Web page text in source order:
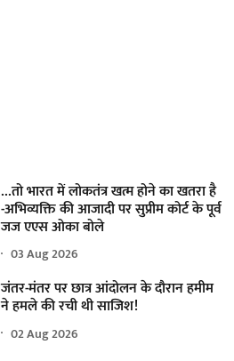
...तो भारत में लोकतंत्र खत्म होने का खतरा है
-अभिव्यक्ति की आजादी पर सुप्रीम कोर्ट के पूर्व
जज एएस ओका बोले
03 Aug 2026
जंतर-मंतर पर छात्र आंदोलन के दौरान हमीम
ने हमले की रची थी साजिश!
02 Aug 2026